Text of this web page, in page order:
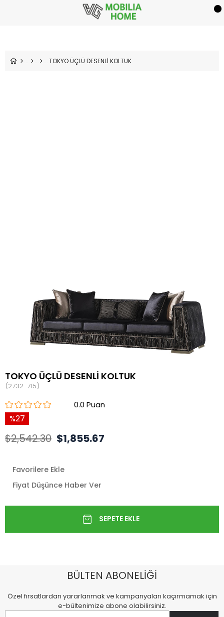
TOKYO ÜÇLÜ DESENLİ KOLTUK
TOKYO ÜÇLÜ DESENLİ KOLTUK
(2732-715)
0.0
27
$2,542.30 $1,855.67
Favorilere Ekle
Fiyat Düşünce Haber Ver
BÜLTEN ABONELİĞİ
Özel fırsatlardan yararlanmak ve kampanyaları kaçırmamak için
e-bültenimize abone olabilirsiniz.